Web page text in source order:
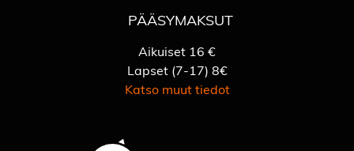
PÄÄSYMAKSUT
Aikuiset 16 €
Lapset (7-17) 8€
Katso muut tiedot